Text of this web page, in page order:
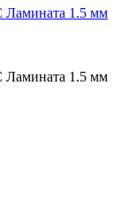
Ламината 1.5 мм
Ламината 1.5 мм